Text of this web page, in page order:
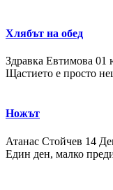
Хлябът на обед
Здравка Евтимова 01
Щастието е просто
Ножът
Атанас Стойчев 14
Един ден, малко